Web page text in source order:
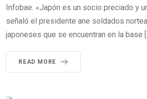
Infobae. «Japón es un socio preciado y
señaló el presidente ane soldados
japoneses que se encuentran en la base
READ MORE